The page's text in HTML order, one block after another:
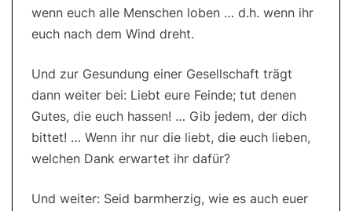
wenn euch alle Menschen loben … d.h. wenn ihr
euch nach dem Wind dreht.
Und zur Gesundung einer Gesellschaft trägt
dann weiter bei: Liebt eure Feinde; tut denen
Gutes, die euch hassen! … Gib jedem, der dich
bittet! … Wenn ihr nur die liebt, die euch lieben,
welchen Dank erwartet ihr dafür?
Und weiter: Seid barmherzig, wie es auch euer